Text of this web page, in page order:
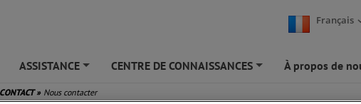
Français
ASSISTANCE CENTRE DE CONNAISSANCES À propos de
CONTACT» Nous contacter